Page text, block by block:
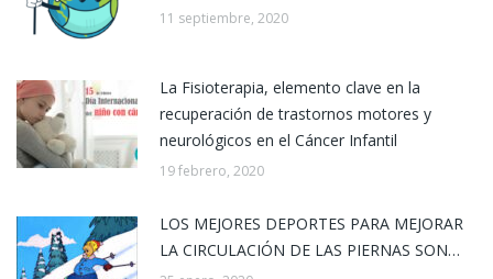
11 septiembre, 2020
La Fisioterapia, elemento clave en la
recuperación de trastornos motores y
neurológicos en el Cáncer Infantil
19 febrero, 2020
LOS MEJORES DEPORTES PARA MEJORAR
LA CIRCULACIÓN DE LAS PIERNAS SON…